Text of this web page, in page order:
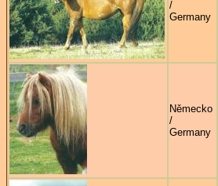
/
Germany
Německo
/
Germany